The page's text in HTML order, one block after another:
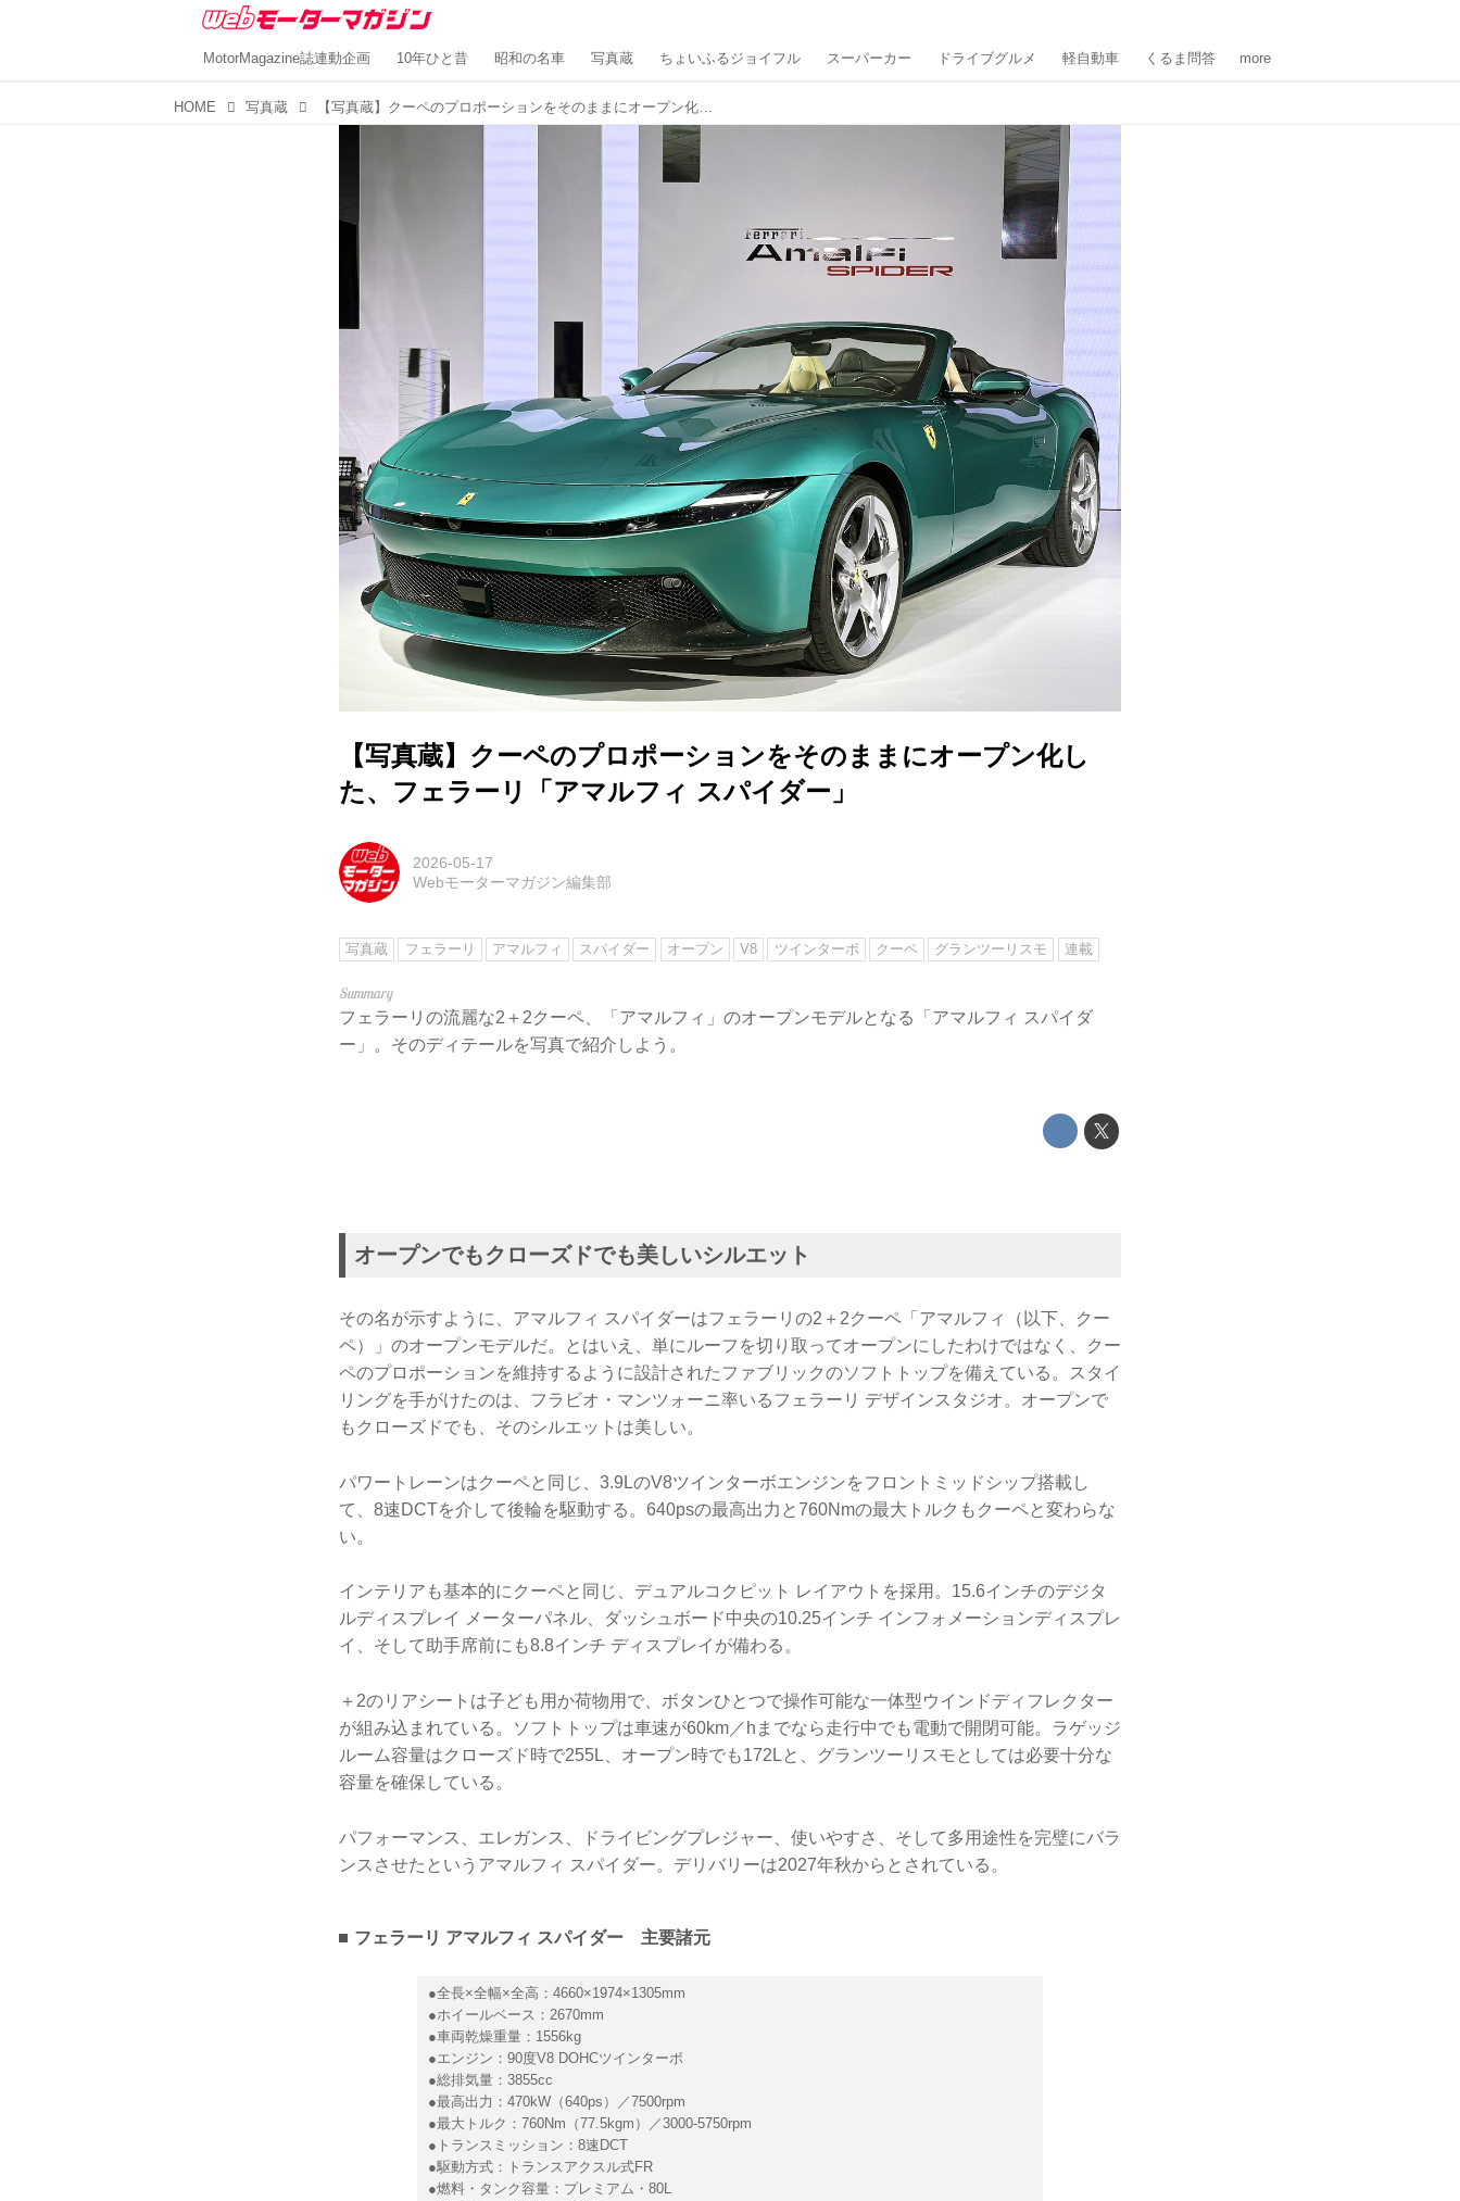
MotorMagazine誌連動企画 10年ひと昔 昭和の名車 写真蔵 ちょいふるジョイフル スーパーカー ドライブグルメ 軽自動車 くるま問答 more
HOME 写真蔵 【写真蔵】クーペのプロポーションをそのままにオープン化した、フェラーリ「アマルフィ スパイダー」
【写真蔵】クーペのプロポーションをそのままにオープン化し
た、フェラーリ「アマルフィ スパイダー」
2026-05-17
Webモーターマガジン編集部
写真蔵 フェラーリ アマルフィ スパイダー オープン V8 ツインターボ クーペ グランツーリスモ 連載
フェラーリの流麗な2＋2クーペ、「アマルフィ」のオープンモデルとなる「アマルフィ スパイダ
ー」。そのディテールを写真で紹介しよう。
オープンでもクローズドでも美しいシルエット
その名が示すように、アマルフィ スパイダーはフェラーリの2＋2クーペ「アマルフィ（以下、クー
ペ）」のオープンモデルだ。とはいえ、単にルーフを切り取ってオープンにしたわけではなく、クー
ペのプロポーションを維持するように設計されたファブリックのソフトトップを備えている。スタイ
リングを手がけたのは、フラビオ・マンツォーニ率いるフェラーリ デザインスタジオ。オープンで
もクローズドでも、そのシルエットは美しい。
パワートレーンはクーペと同じ、3.9LのV8ツインターボエンジンをフロントミッドシップ搭載し
て、8速DCTを介して後輪を駆動する。640psの最高出力と760Nmの最大トルクもクーペと変わらな
い。
インテリアも基本的にクーペと同じ、デュアルコクピット レイアウトを採用。15.6インチのデジタ
ルディスプレイ メーターパネル、ダッシュボード中央の10.25インチ インフォメーションディスプレ
イ、そして助手席前にも8.8インチ ディスプレイが備わる。
＋2のリアシートは子ども用か荷物用で、ボタンひとつで操作可能な一体型ウインドディフレクター
が組み込まれている。ソフトトップは車速が60km／hまでなら走行中でも電動で開閉可能。ラゲッジ
ルーム容量はクローズド時で255L、オープン時でも172Lと、グランツーリスモとしては必要十分な
容量を確保している。
パフォーマンス、エレガンス、ドライビングプレジャー、使いやすさ、そして多用途性を完璧にバラ
ンスさせたというアマルフィ スパイダー。デリバリーは2027年秋からとされている。
フェラーリ アマルフィ スパイダー 主要諸元
●全長×全幅×全高：4660×1974×1305mm
●ホイールベース：2670mm
●車両乾燥重量：1556kg
●エンジン：90度V8 DOHCツインターボ
●総排気量：3855cc
●最高出力：470kW（640ps）／7500rpm
●最大トルク：760Nm（77.5kgm）／3000-5750rpm
●トランスミッション：8速DCT
●駆動方式：トランスアクスル式FR
●燃料・タンク容量：プレミアム・80L